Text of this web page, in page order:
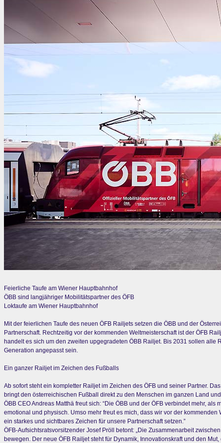
Feierliche Taufe am Wiener Hauptbahnhof
ÖBB sind langjähriger Mobilitätspartner des ÖFB
Loktaufe am Wiener Hauptbahnhof
Mit der feierlichen Taufe des neuen ÖFB Railjets setzen die ÖBB und der
Partnerschaft. Rechtzeitig vor der kommenden Weltmeisterschaft ist der ÖFB
handelt es sich um den zweiten upgegradeten ÖBB Railjet. Bis 2031 sollen
Generation angepasst sein.
Ein ganzer Railjet im Zeichen des Fußballs
Ab sofort steht ein kompletter Railjet im Zeichen des ÖFB und seiner Partner.
bringt den österreichischen Fußball direkt zu den Menschen im ganzen Land
ÖBB CEO Andreas Matthä freut sich: “Die ÖBB und der ÖFB verbindet mehr,
emotional und physisch. Umso mehr freut es mich, dass wir vor der
ein starkes und sichtbares Zeichen für unsere Partnerschaft setzen.”
ÖFB-Aufsichtsratsvorsitzender Josef Pröll betont: „Die Zusammenarbeit
bewegen. Der neue ÖFB Railjet steht für Dynamik, Innovationskraft und den